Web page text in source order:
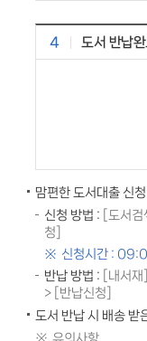
4 도서 반납
맘편한 도서대출 신청
신청 방법 : [도서
청]
신청시간 :
반납 방법 : [내서
> [반납신청]
도서 반납 시 배송 받